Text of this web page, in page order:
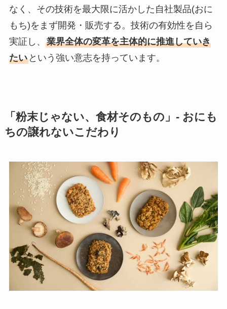
なく、その技術を最大限に活かした自社製品(おに
もち)をまず開発・販売する。技術の有効性を自ら
実証し、 業界全体の変革を主体的に推進していき
たいという強い意志を持っています。
「粉末じゃない、食材そのもの」- おにも
ちの譲れないこだわり